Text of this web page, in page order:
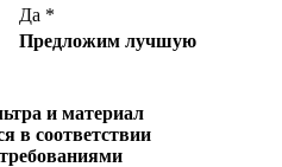
Да *
Предложим лучшую
и материал
в соответствии